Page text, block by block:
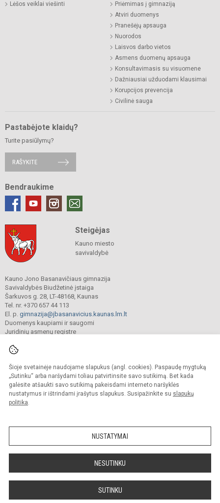
Šioje svetainėje naudojame slapukus (angl. cookies). Paspaudę mygtuką
„Sutinku“ arba naršydami toliau patvirtinsite savo sutikimą. Bet kada
galėsite atšaukti savo sutikimą pakeisdami interneto naršyklės
nustatymus ir ištrindami įrašytus slapukus. Susipažinkite su slapukų
politika.
NUSTATYMAI
NESUTINKU
SUTINKU
Lėšos veiklai viešinti
Priėmimas į gimnaziją
Atviri duomenys
Pranešėjų apsauga
Nuorodos
Laisvos darbo vietos
Asmens duomenų apsauga
Konsultavimasis su visuomene
Dažniausiai užduodami klausimai
Korupcijos prevencija
Civilinė sauga
Pastabėjote klaidų?
Turite pasiūlymų?
RAŠYKITE
Bendraukime
Steigėjas
Kauno miesto
savivaldybė
Kauno Jono Basanavičiaus gimnazija
Savivaldybės Biudžetinė įstaiga
Šarkuvos g. 28, LT-48168, Kaunas
Tel. nr. +370 657 44 113
El. p. gimnazija@jbasanavicius.kaunas.lm.lt
Duomenys kaupiami ir saugomi
Juridinių asmenų registre
© 2018. Kauno Jono Basanavičiaus gimnazija. Visos teisės saugomos.
Kopijuoti turinį be raštiško gimnazijos sutikimo griežtai draudžiama.
Versija neįgaliesiems Slapukų valdymas